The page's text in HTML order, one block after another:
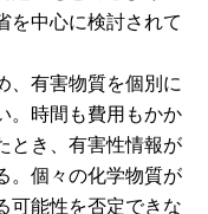
を中心に検討されて
、有害物質を個別に
。時間も費用もかか
とき、有害性情報が
。個々の化学物質が
可能性を否定できな